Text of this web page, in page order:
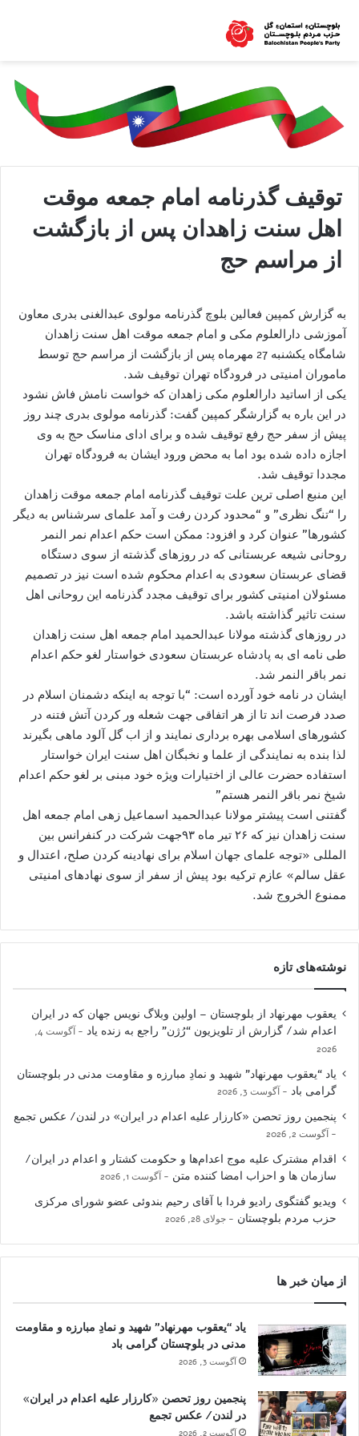
توقیف گذرنامه امام جمعه موقت
اهل سنت زاهدان پس از بازگشت
از مراسم حج
به گزارش کمپین فعالین بلوچ گذرنامه مولوی عبدالغنی بدری معاون
آموزشی دارالعلوم مکی و امام جمعه موقت اهل سنت زاهدان
شامگاه یکشنبه 27 مهرماه پس از بازگشت از مراسم حج توسط
ماموران امنیتی در فرودگاه تهران توقیف شد.
یکی از اساتید دارالعلوم مکی زاهدان که خواست نامش فاش نشود
در این باره به گزارشگر کمپین گفت: گذرنامه مولوی بدری چند روز
پیش از سفر حج رفع توقیف شده و برای ادای مناسک حج به وی
اجازه داده شده بود اما به محض ورود ایشان به فرودگاه تهران
مجددا توقیف شد.
این منبع اصلی ترین علت توقیف گذرنامه امام جمعه موقت زاهدان
را “تنگ نظری” و “محدود کردن رفت و آمد علمای سرشناس به دیگر
کشورها” عنوان کرد و افزود: ممکن است حکم اعدام نمر النمر
روحانی شیعه عربستانی که در روزهای گذشته از سوی دستگاه
قضای عربستان سعودی به اعدام محکوم شده است نیز در تصمیم
مسئولان امنیتی کشور برای توقیف مجدد گذرنامه این روحانی اهل
سنت تاثیر گذاشته باشد.
در روزهای گذشته مولانا عبدالحمید امام جمعه اهل سنت زاهدان
طی نامه ای به پادشاه عربستان سعودی خواستار لغو حکم اعدام
نمر باقر النمر شد.
ایشان در نامه خود آورده است: “با توجه به اینکه دشمنان اسلام در
صدد فرصت اند تا از هر اتفاقی جهت شعله ور کردن آتش فتنه در
کشورهای اسلامی بهره برداری نمایند و از اب گل آلود ماهی بگیرند
لذا بنده به نمایندگی از علما و نخبگان اهل سنت ایران خواستار
استفاده حضرت عالی از اختیارات ویژه خود مبنی بر لغو حکم اعدام
شیخ نمر باقر النمر هستم”
گفتنی است پیشتر مولانا عبدالحمید اسماعیل زهی امام جمعه اهل
سنت زاهدان نیز که ۲۶ تیر ماه ۹۳جهت شرکت در کنفرانس بین
المللی «توجه علمای جهان اسلام برای نهادینه کردن صلح، اعتدال و
عقل سالم» عازم ترکیه بود پیش از سفر از سوی نهاد‌های امنیتی
ممنوع الخروج شد.
نوشته‌های تازه
یعقوب مهرنهاد از بلوچستان – اولین وبلاگ نویس جهان که در ایران
اعدام شد/ گزارش از تلویزیون “رُژن” راجع به زنده یاد
آگوست 4,
2026
یاد “یعقوب مهرنهاد” شهید و نمادِ مبارزه و مقاومت مدنی در بلوچستان
گرامی باد
آگوست 3, 2026
پنجمین روز تحصن «کارزار علیه اعدام در ایران» در لندن/ عکس تجمع
آگوست 2, 2026
اقدام مشترک علیه موج اعدام‌ها و حکومت کشتار و اعدام در ایران/
سازمان ها و احزاب امضا کننده متن
آگوست 1, 2026
ویدیو گفتگوی رادیو فردا با آقای رحیم بندوئی عضو شورای مرکزی
حزب مردم بلوچستان
جولای 28, 2026
از میان خبر ها
یاد “یعقوب مهرنهاد” شهید و نمادِ مبارزه و مقاومت
مدنی در بلوچستان گرامی باد
آگوست 3, 2026
پنجمین روز تحصن «کارزار علیه اعدام در ایران»
در لندن/ عکس تجمع
آگوست 2, 2026